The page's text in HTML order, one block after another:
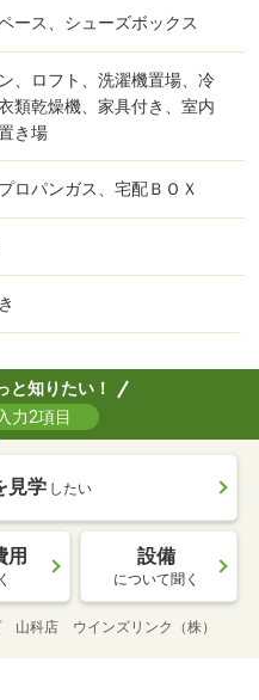
ース、シューズボックス
、ロフト、洗濯機置場、冷
類乾燥機、家具付き、室内
き場
ロパンガス、宅配ＢＯＸ
と知りたい！
力2項目
見学 したい
用 設備
について聞く
山科店 ウインズリンク（株）